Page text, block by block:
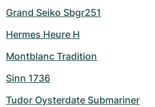
Grand Seiko Sbgr251
Hermes Heure H
Montblanc Tradition
Sinn 1736
Tudor Oysterdate Submariner